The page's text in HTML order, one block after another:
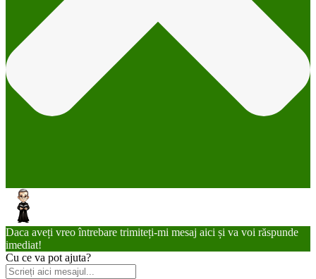
Daca aveți vreo întrebare trimiteți-mi mesaj aici și va voi răspunde
imediat!
Cu ce va pot ajuta?